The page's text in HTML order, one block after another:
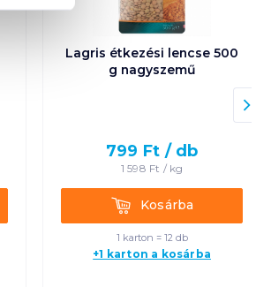
Lagris étkezési lencse 500
g nagyszemű
799 Ft / db
1 598 Ft / kg
KosárbaKosárba
1 karton = 12 db
+1 karton a kosárba